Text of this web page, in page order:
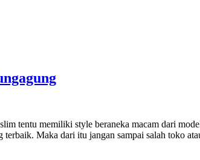
tentu memiliki style beraneka macam dari
Maka dari itu jangan sampai salah toko